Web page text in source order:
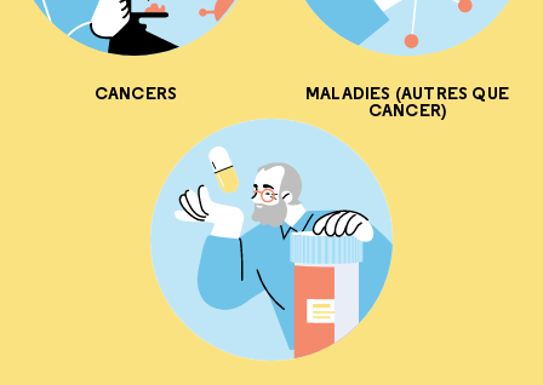
CANCERS MALADIES (AUTRES QUE
CANCER)